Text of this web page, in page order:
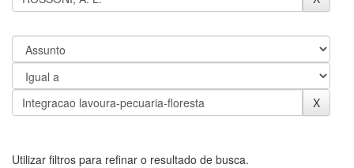
Utilizar filtros para refinar o resultado de busca.